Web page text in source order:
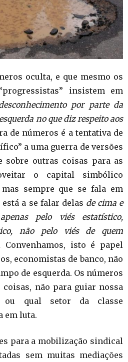
oculta, e que mesmo os
insistem em
por parte da
no que diz respeito aos
de números é a tentativa de
a uma guerra de versões
sobre outras coisas para as
o capital simbólico
sempre que se fala em
a se falar delas de cima e
apenas pelo viés estatístico,
não pelo viés de quem
Convenhamos, isto é papel
economistas de banco, não
de esquerda. Os números
não para guiar nossa
ou qual setor da classe
em luta.
para a mobilização sindical
sem muitas mediações